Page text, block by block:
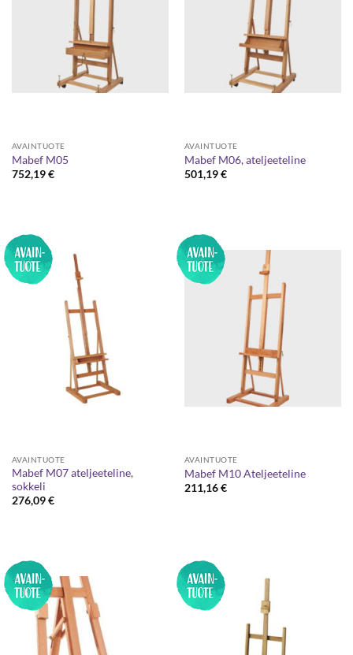
AVAINTUOTE
Mabef M05
752,19€
AVAINTUOTE
Mabef M06, ateljeeteline
501,19€
AVAINTUOTE
Mabef M07 ateljeeteline,
sokkeli
276,09€
AVAINTUOTE
Mabef M10 Ateljeeteline
211,16€